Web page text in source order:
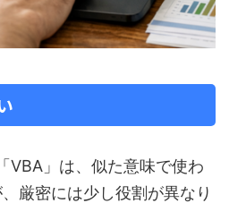
VBA」は、似た意味で使わ
厳密には少し役割が異なり